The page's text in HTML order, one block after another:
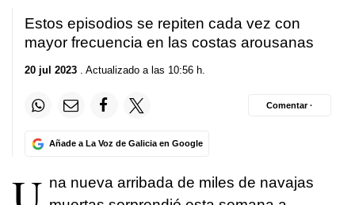
seconds
Estos episodios se repiten cada vez con
mayor frecuencia en las costas arousanas
20 jul 2023 . Actualizado a las 10:56 h.
Añade a La Voz de Galicia en Google
Comentar ·
na nueva arribada de miles de navajas